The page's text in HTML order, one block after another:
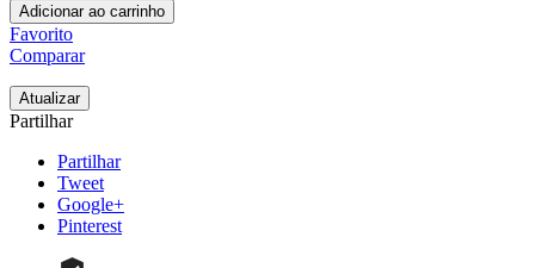
Adicionar ao carrinho
Favorito
Comparar
Partilhar
Partilhar
Tweet
Google+
Pinterest